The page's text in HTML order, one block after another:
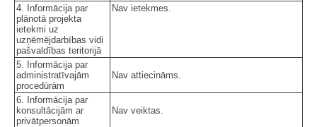
4. Informācija par
plānotā projekta
ietekmi uz
uzņēmējdarbības vidi
pašvaldības teritorijā
Nav ietekmes.
5. Informācija par
administratīvajām
procedūrām
Nav attiecināms.
6. Informācija par
konsultācijām ar
privātpersonām
Nav veiktas.